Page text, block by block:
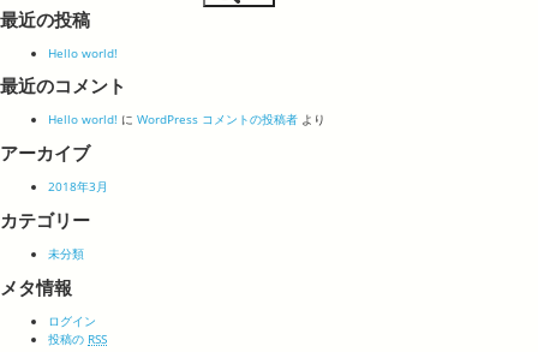
最近の投稿
Hello world!
最近のコメント
Hello world! に WordPress コメントの投稿者 より
アーカイブ
2018年3月
カテゴリー
未分類
メタ情報
ログイン
投稿の RSS